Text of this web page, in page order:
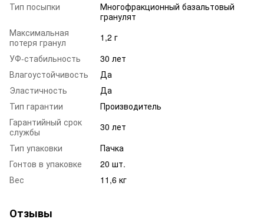
Тип посыпки
Многофракционный базальтовый
гранулят
Максимальная
потеря гранул
1,2 г
УФ-стабильность
30 лет
Влагоустойчивость
Да
Эластичность
Да
Тип гарантии
Производитель
Гарантийный срок
службы
30 лет
Тип упаковки
Пачка
Гонтов в упаковке
20 шт.
Вес
11,6 кг
Отзывы